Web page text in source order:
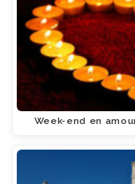
Week-end en